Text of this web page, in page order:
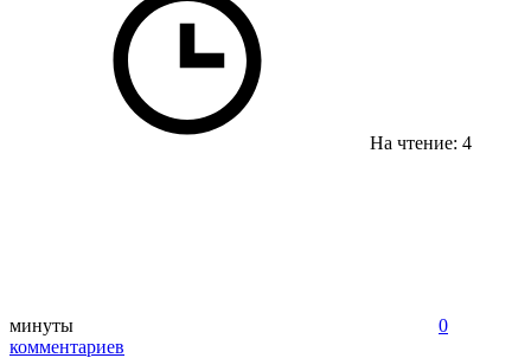
На чтение: 4
минуты
0
комментариев